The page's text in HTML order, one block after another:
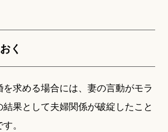
く
求める場合には、妻の言動がモラ
果として夫婦関係が破綻したこと
。